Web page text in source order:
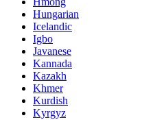
Hungarian
Icelandic
Igbo
Javanese
Kannada
Kazakh
Khmer
Kurdish
Kyrgyz